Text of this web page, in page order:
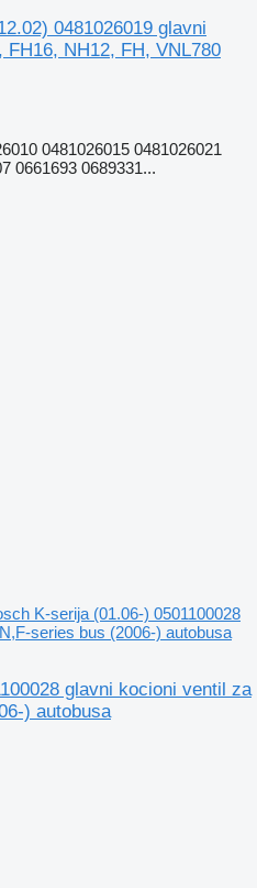
0481026019 glavni
NH12, FH, VNL780
0481026015 0481026021
0661693 0689331...
K-serija (01.06-) 0501100028
series bus (2006-) autobusa
glavni kocioni ventil za
) autobusa